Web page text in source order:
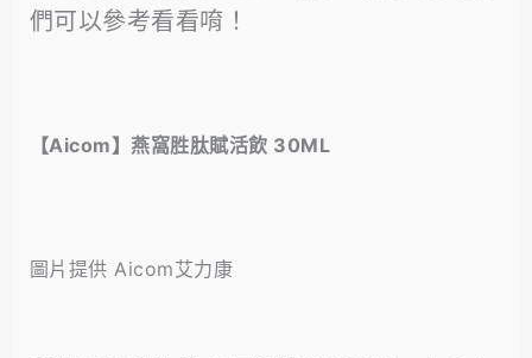
們可以參考看看唷！
【Aicom】燕窩胜肽賦活飲 30ML
圖片提供 Aicom艾力康